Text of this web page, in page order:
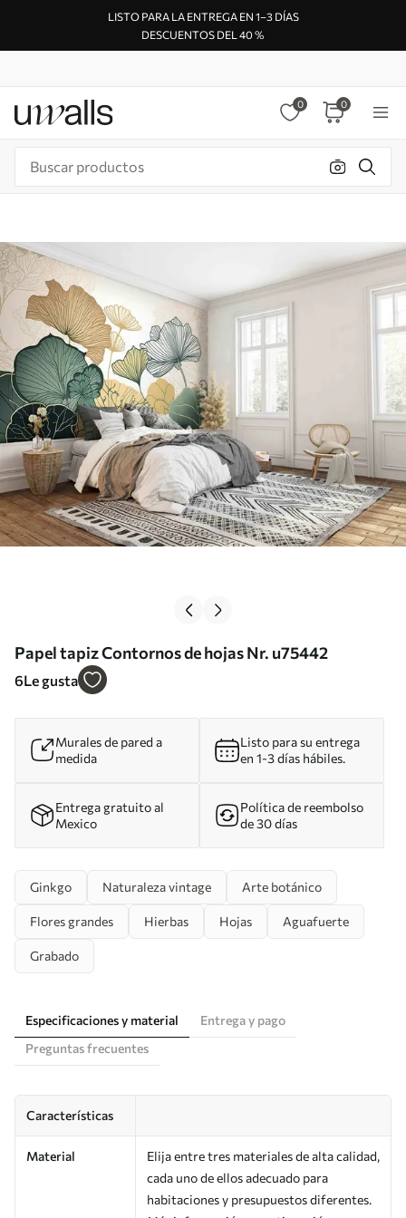
LISTO PARA LA ENTREGA EN 1–3 DÍAS
DESCUENTOS DEL 40 %
0 0
Papel tapiz Contornos de hojas Nr. u75442
6Le gusta
Murales de pared a
medida
Listo para su entrega
en 1-3 días hábiles.
Entrega gratuito al
Mexico
Política de reembolso
de 30 días
Ginkgo Naturaleza vintage Arte botánico
Flores grandes Hierbas Hojas Aguafuerte
Grabado
Especificaciones y material
Entrega y pago
Preguntas frecuentes
Características
Material
Elija entre tres materiales de alta calidad,
cada uno de ellos adecuado para
habitaciones y presupuestos diferentes.